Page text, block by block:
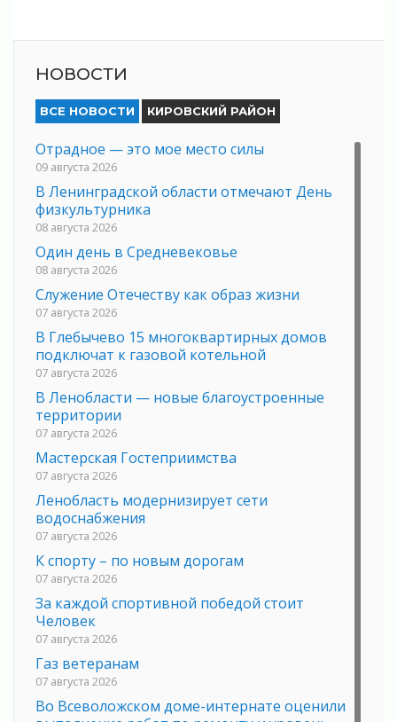
НОВОСТИ
ВСЕ НОВОСТИ КИРОВСКИЙ РАЙОН
Отрадное — это мое место силы
09 августа 2026
В Ленинградской области отмечают День
физкультурника
08 августа 2026
Один день в Средневековье
08 августа 2026
Служение Отечеству как образ жизни
07 августа 2026
В Глебычево 15 многоквартирных домов
подключат к газовой котельной
07 августа 2026
В Ленобласти — новые благоустроенные
территории
07 августа 2026
Мастерская Гостеприимства
07 августа 2026
Ленобласть модернизирует сети
водоснабжения
07 августа 2026
К спорту – по новым дорогам
07 августа 2026
За каждой спортивной победой стоит
Человек
07 августа 2026
Газ ветеранам
07 августа 2026
Во Всеволожском доме-интернате оценили